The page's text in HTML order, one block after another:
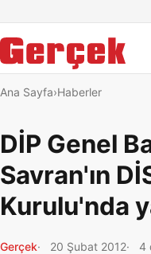
Ana Sayfa Haberler
DİP Genel
Savran'ın
Kurulu'nda
Gerçek 20 Şubat 2012 4